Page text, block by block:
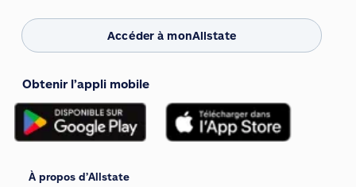
Accéder à monAllstate
Obtenir l’appli mobile
À propos d’Allstate